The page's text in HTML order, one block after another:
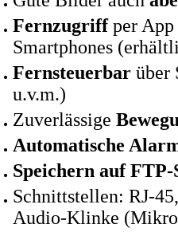
Fernzugriffper App
Smartphones
Fernsteuerbar über
u.v.m.)
Zuverlässige
Automatische
Speichern auf
Schnittstellen: RJ-
Audio-Klinke